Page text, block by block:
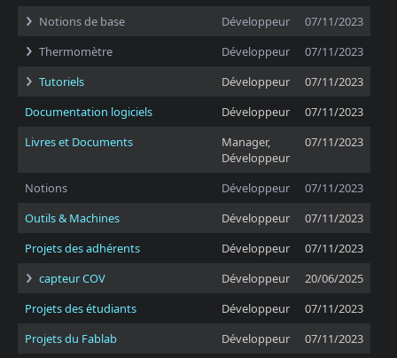
Notions de base
Développeur
07/11/2023
Thermomètre
Développeur
07/11/2023
Tutoriels
Développeur
07/11/2023
Documentation logiciels
Développeur
07/11/2023
Livres et Documents
Manager,
Développeur
07/11/2023
Notions Développeur
07/11/2023
Outils & Machines
Développeur
07/11/2023
Projets des adhérents
Développeur
07/11/2023
capteur COV
Développeur
20/06/2025
Projets des étudiants
Développeur
07/11/2023
Projets du Fablab
Développeur 07/11/2023